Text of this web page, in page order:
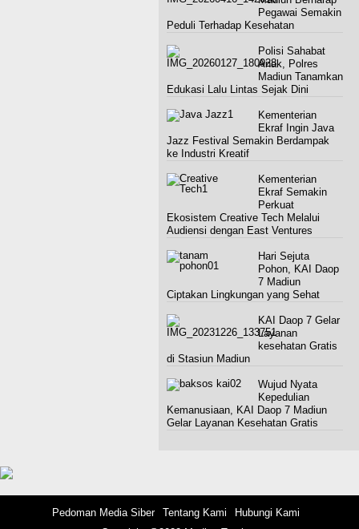
Pegawai Semakin
Peduli Terhadap Kesehatan
Polisi Sahabat
Anak, Polres
Madiun Tanamkan
Edukasi Lalu Lintas Sejak Dini
Kementerian
Ekraf Ingin Java
Jazz Festival Semakin Berdampak
ke Industri Kreatif
Kementerian
Ekraf Semakin
Perkuat
Ekosistem Creative Tech Melalui
Audiensi dengan East Ventures
Hari Sejuta
Pohon, KAI Daop
7 Madiun
Ciptakan Lingkungan yang Sehat
KAI Daop 7 Gelar
Layanan
kesehatan Gratis
di Stasiun Madiun
Wujud Nyata
Kepedulian
Kemanusiaan, KAI Daop 7 Madiun
Gelar Layanan Kesehatan Gratis
Pedoman Media Siber Tentang Kami
Hubungi Kami